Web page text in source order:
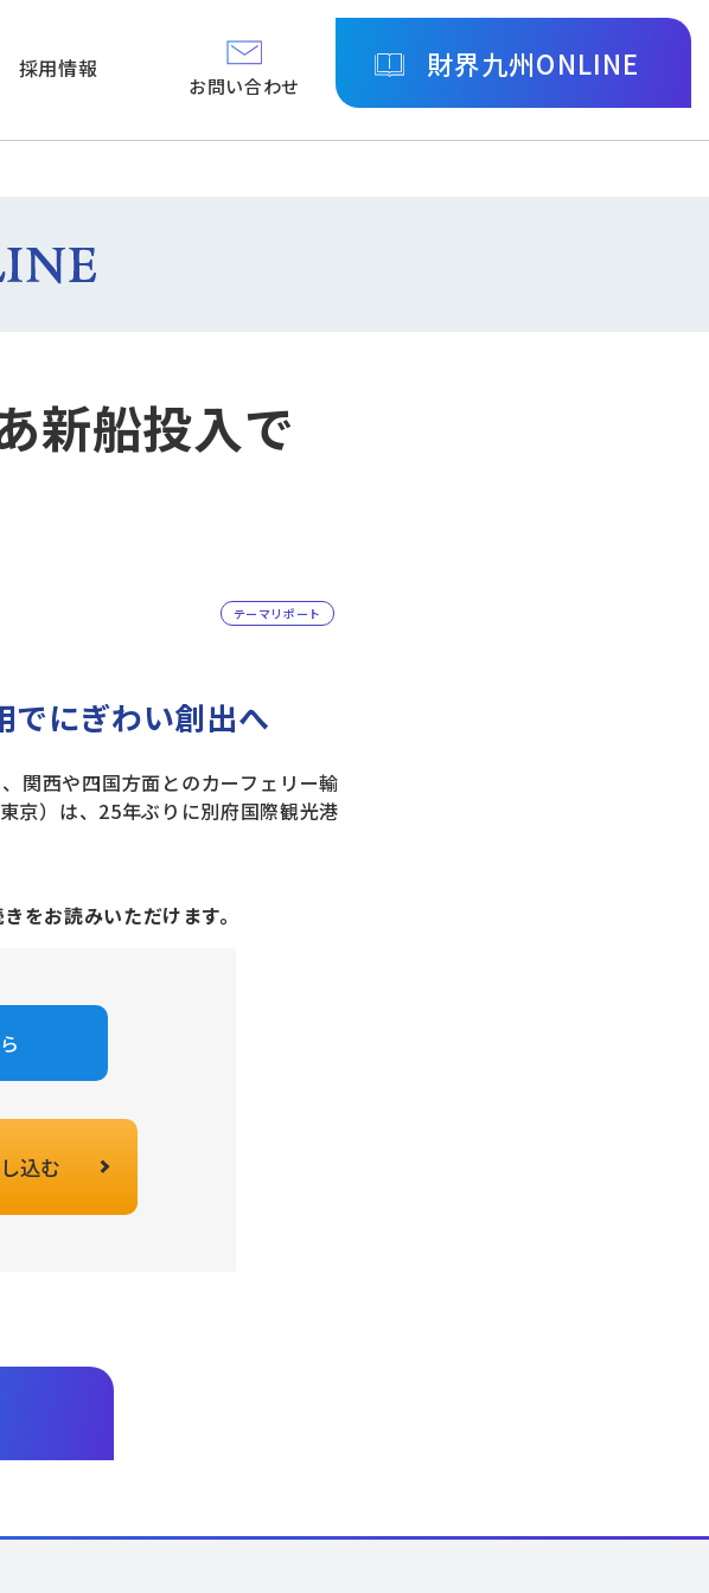
採用情報
お問い合わせ
財界九州ONLINE
新船投入で
テーマリポート
でにぎわい創出へ
関西や四国方面とのカーフェリー輸
京）は、25年ぶりに別府国際観光港
をお読みいただけます。
込む